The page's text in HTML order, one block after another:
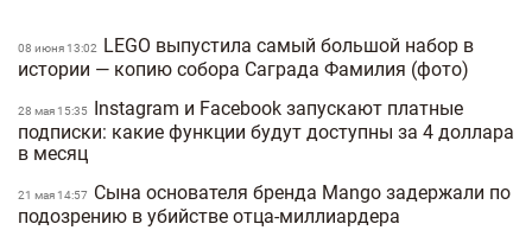
08 июня 13:02
LEGO выпустила самый большой набор в
истории — копию собора Саграда Фамилия (фото)
28 мая 15:35 Instagram и Facebook запускают платные
подписки: какие функции будут доступны за 4 доллара
в месяц
21 мая 14:57
Сына основателя бренда Mango задержали по
подозрению в убийстве отца-миллиардера